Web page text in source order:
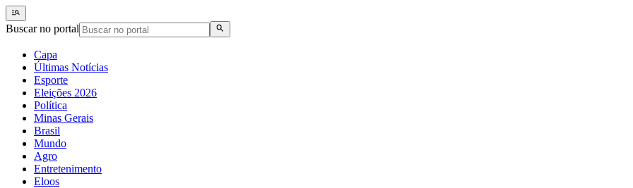
Buscar no portal
Capa
Últimas Notícias
Esporte
Eleições 2026
Política
Minas Gerais
Brasil
Mundo
Agro
Entretenimento
Eloos